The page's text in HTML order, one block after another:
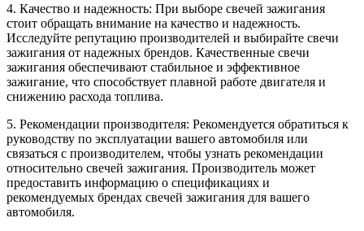
4. Качество и надежность: При выборе свечей зажигания
стоит обращать внимание на качество и надежность.
Исследуйте репутацию производителей и выбирайте свечи
зажигания от надежных брендов. Качественные свечи
зажигания обеспечивают стабильное и эффективное
зажигание, что способствует плавной работе двигателя и
снижению расхода топлива.
5. Рекомендации производителя: Рекомендуется обратиться к
руководству по эксплуатации вашего автомобиля или
связаться с производителем, чтобы узнать рекомендации
относительно свечей зажигания. Производитель может
предоставить информацию о спецификациях и
рекомендуемых брендах свечей зажигания для вашего
автомобиля.